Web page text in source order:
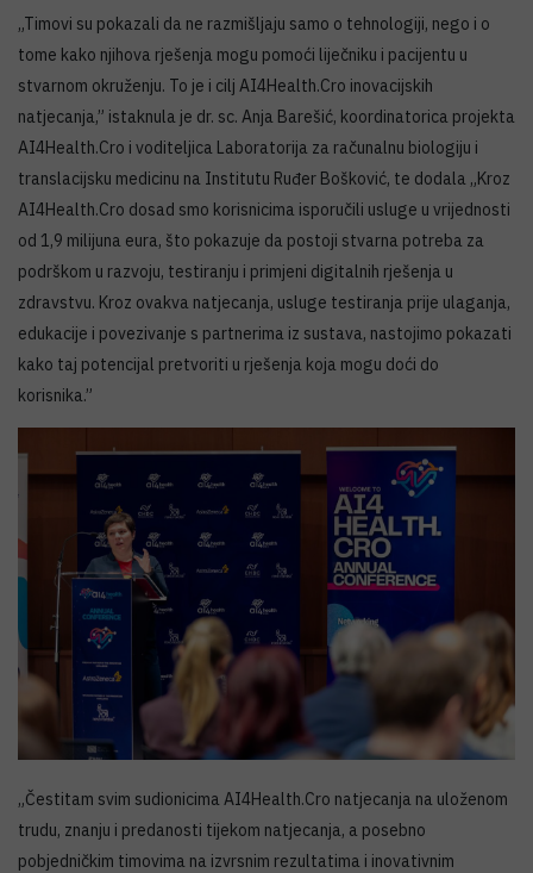
„Timovi su pokazali da ne razmišljaju samo o tehnologiji, nego i o
tome kako njihova rješenja mogu pomoći liječniku i pacijentu u
stvarnom okruženju. To je i cilj AI4Health.Cro inovacijskih
natjecanja,” istaknula je dr. sc. Anja Barešić, koordinatorica projekta
AI4Health.Cro i voditeljica Laboratorija za računalnu biologiju i
translacijsku medicinu na Institutu Ruđer Bošković, te dodala „Kroz
AI4Health.Cro dosad smo korisnicima isporučili usluge u vrijednosti
od 1,9 milijuna eura, što pokazuje da postoji stvarna potreba za
podrškom u razvoju, testiranju i primjeni digitalnih rješenja u
zdravstvu. Kroz ovakva natjecanja, usluge testiranja prije ulaganja,
edukacije i povezivanje s partnerima iz sustava, nastojimo pokazati
kako taj potencijal pretvoriti u rješenja koja mogu doći do
korisnika.”
„Čestitam svim sudionicima AI4Health.Cro natjecanja na uloženom
trudu, znanju i predanosti tijekom natjecanja, a posebno
pobjedničkim timovima na izvrsnim rezultatima i inovativnim